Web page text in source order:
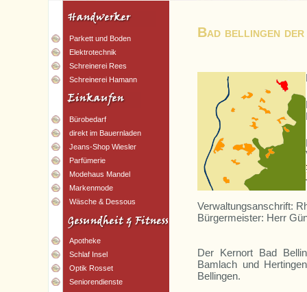
Parkett und Boden
Elektrotechnik
Schreinerei Rees
Schreinerei Hamann
Bürobedarf
direkt im Bauernladen
Jeans-Shop Wiesler
Parfümerie
Modehaus Mandel
Markenmode
Wäsche & Dessous
Apotheke
Schlaf Insel
Optik Rosset
Seniorendienste
Bad bellingen
Verwaltungsanschrift:
Bürgermeister: Herr
Der Kernort Bad
Bamlach und
Bellingen.